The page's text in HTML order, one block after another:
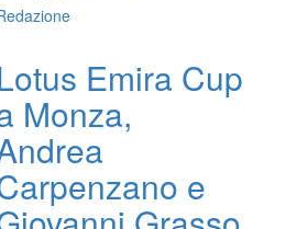
Emira Cup
Monza,
e